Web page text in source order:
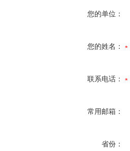
您的单位：
您的姓名：
联系电话：
常用邮箱：
省份：